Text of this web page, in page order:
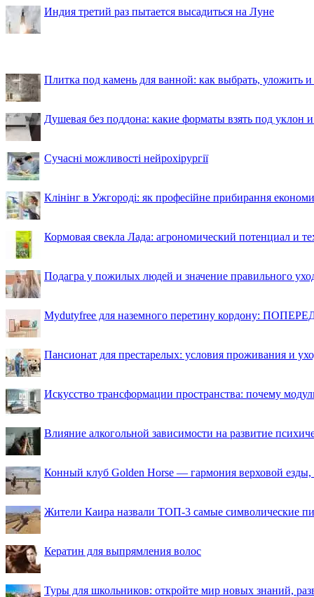
Индия третий раз пытается высадиться на Луне
Плитка под камень для ванной: как выбрать, уложить
Душевая без поддона: какие форматы взять под уклон
Сучасні можливості нейрохірургії
Клінінг в Ужгороді: як професійне прибирання
Кормовая свекла Лада: агрономический потенциал и
Подагра у пожилых людей и значение правильного
Mydutyfree для наземного перетину кордону:
Пансионат для престарелых: условия проживания и
Искусство трансформации пространства: почему
Влияние алкогольной зависимости на развитие
Конный клуб Golden Horse — гармония верховой езды,
Жители Каира назвали ТОП-3 самые символические
Кератин для выпрямления волос
Туры для школьников: откройте мир новых знаний,